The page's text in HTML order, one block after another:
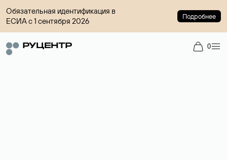
Обязательная идентификация в
ЕСИА с 1 сентября 2026
Подробнее
0